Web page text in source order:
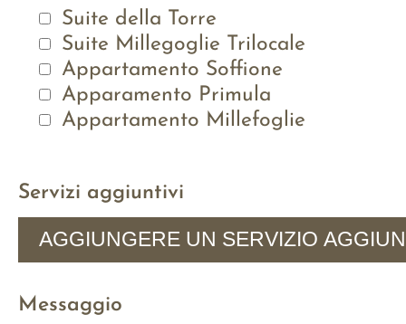
Suite della Torre
Suite Millegoglie Trilocale
Appartamento Soffione
Apparamento Primula
Appartamento Millefoglie
Servizi aggiuntivi
AGGIUNGERE UN SERVIZIO
Messaggio